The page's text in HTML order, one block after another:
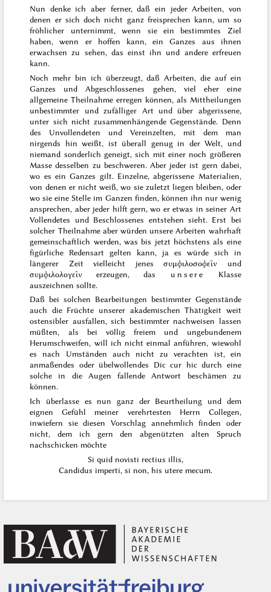
Nun denke ich aber ferner, daß ein jeder Arbeiten, von
denen er sich doch nicht ganz freisprechen kann, um so
fröhlicher unternimmt, wenn sie ein bestimmtes Ziel
haben, wenn er hoffen kann, ein Ganzes aus ihnen
erwachsen zu sehen, das einst ihn und andere erfreuen
kann.
Noch mehr bin ich überzeugt, daß Arbeiten, die auf ein
Ganzes und Abgeschlossenes gehen, viel eher eine
allgemeine Theilnahme erregen können, als Mittheilungen
unbestimmter und zufälliger Art und über abgerissene,
unter sich nicht zusammenhängende Gegenstände. Denn
des Unvollendeten und Vereinzelten, mit dem man
nirgends hin weißt, ist überall genug in der Welt, und
niemand sonderlich geneigt, sich mit einer noch größeren
Masse desselben zu beschweren. Aber jeder ist gern dabei,
wo es ein Ganzes gilt. Einzelne, abgerissene Materialien,
von denen er nicht weiß, wo sie zuletzt liegen bleiben, oder
wo sie eine Stelle im Ganzen finden, können ihn nur wenig
ansprechen, aber jeder hilft gern, wo er etwas in seiner Art
Vollendetes und Beschlossenes entstehen sieht. Erst bei
solcher Theilnahme aber würden unsere Arbeiten wahrhaft
gemeinschaftlich werden, was bis jetzt höchstens als eine
figürliche Redensart gelten kann, ja es würde sich in
längerer Zeit vielleicht jenesσυμϕιλοσοϕεῖν und
συμϕιλολογεῖν erzeugen, das unsere
Klasse
auszeichnen sollte.
Daß bei solchen Bearbeitungen bestimmter Gegenstände
auch die Früchte unserer akademischen Thätigkeit weit
ostensibler ausfallen, sich bestimmter nachweisen lassen
müßten, als bei völlig freiem und ungebundenem
Herumschweifen, will ich nicht einmal anführen, wiewohl
es nach Umständen auch nicht zu verachten ist, ein
anmaßendes oder übelwollendes Dic cur hicdurch eine
solche in die Augen fallende Antwort beschämen zu
können.
Ich überlasse es nun ganz der Beurtheilung und dem
eignen Gefühl meiner verehrtesten Herrn Collegen,
inwiefern sie diesen Vorschlag annehmlich finden oder
nicht, dem ich gern den abgenützten alten Spruch
nachschicken möchte
Si quid novisti rectius illis,
Candidus imperti, si non, his utere mecum.